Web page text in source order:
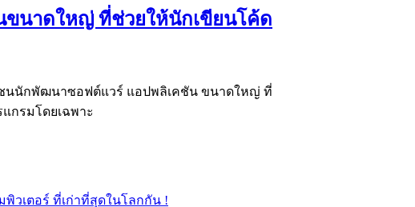
ขนาดใหญ่ ที่ช่วยให้นักเขียนโค้ด
ชนนักพัฒนาซอฟต์แวร์ แอปพลิเคชัน ขนาดใหญ่ ที่
กรมโดยเฉพาะ